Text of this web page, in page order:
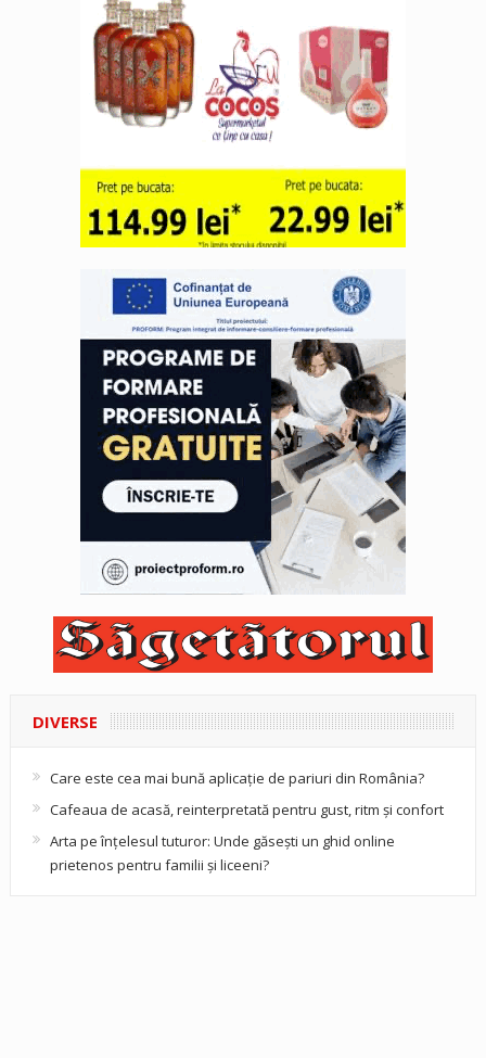
DIVERSE
Care este cea mai bună aplicație de pariuri din România?
Cafeaua de acasă, reinterpretată pentru gust, ritm și confort
Arta pe înțelesul tuturor: Unde găsești un ghid online
prietenos pentru familii și liceeni?